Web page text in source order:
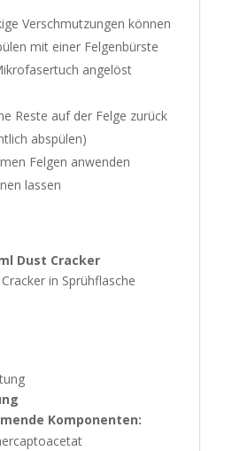
Verschmutzungen können
mit einer Felgenbürste
angelöst
Reste auf der Felge zurück
abspülen)
Felgen anwenden
lassen
Dust Cracker
in Sprühflasche
Komponenten: